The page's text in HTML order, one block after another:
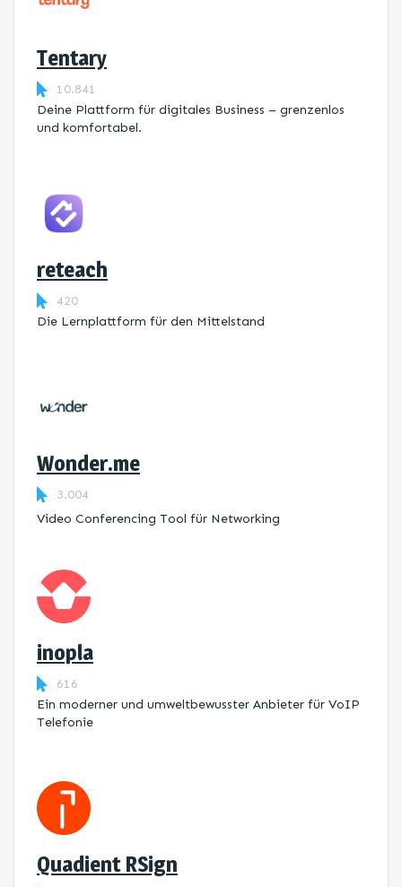
Tentary
10.841
Deine Plattform für digitales Business – grenzenlos
und komfortabel.
reteach
420
Die Lernplattform ​für den Mittelstand
Wonder.me
3.004
Video Conferencing Tool für Networking
inopla
616
Ein moderner und umweltbewusster Anbieter für VoIP
Telefonie
Quadient RSign